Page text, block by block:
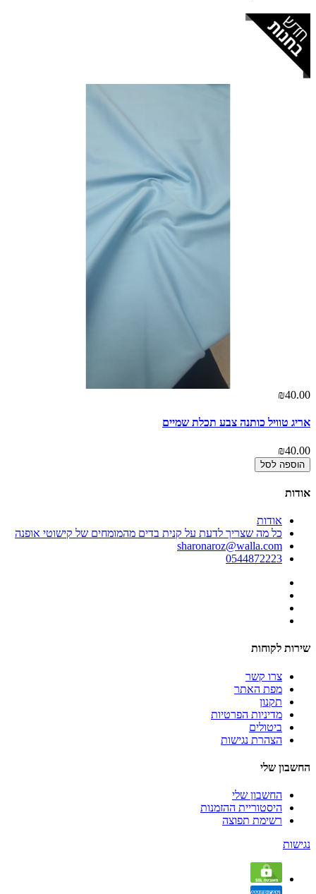
₪40.00
אריג טוויל כותנה צבע תכלת שמיים
₪40.00
הוספה לסל
אודות
אודות
כל מה שצריך לדעת על קנית בדים מהמומחים של קישוטי אופנה
sharonaroz@walla.com
0544872223
שירות לקוחות
צרו קשר
מפת האתר
תקנון
מדיניות הפרטיות
ביטולים
הצהרת נגישות
החשבון שלי
החשבון שלי
היסטוריית ההזמנות
רשימת תפוצה
נגישות